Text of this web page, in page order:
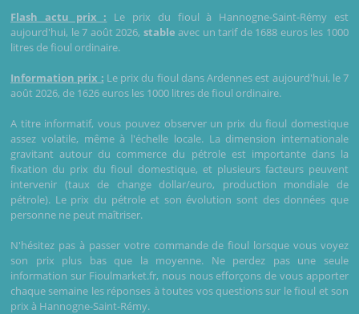
Flash actu prix : Le prix du fioul à Hannogne-Saint-Rémy est
aujourd'hui, le 7 août 2026, stable avec un tarif de 1688 euros les 1000
litres de fioul ordinaire.
Information prix : Le prix du fioul dans Ardennes est aujourd'hui, le 7
août 2026, de 1626 euros les 1000 litres de fioul ordinaire.
A titre informatif, vous pouvez observer un prix du fioul domestique
assez volatile, même à l'échelle locale. La dimension internationale
gravitant autour du commerce du pétrole est importante dans la
fixation du prix du fioul domestique, et plusieurs facteurs peuvent
intervenir (taux de change dollar/euro, production mondiale de
pétrole). Le prix du pétrole et son évolution sont des données que
personne ne peut maîtriser.
N'hésitez pas à passer votre commande de fioul lorsque vous voyez
son prix plus bas que la moyenne. Ne perdez pas une seule
information sur Fioulmarket.fr, nous nous efforçons de vous apporter
chaque semaine les réponses à toutes vos questions sur le fioul et son
prix à Hannogne-Saint-Rémy.